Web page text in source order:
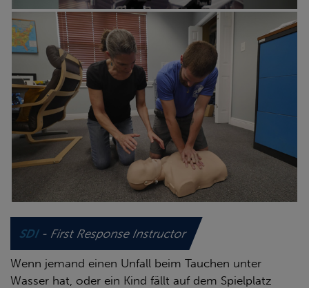
SDI- First Response Instructor
Wenn jemand einen Unfall beim Tauchen unter
Wasser hat, oder ein Kind fällt auf dem Spielplatz